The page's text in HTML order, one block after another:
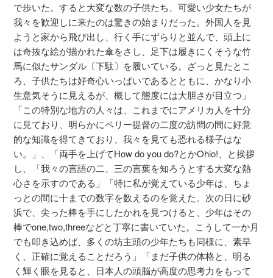
で歩いた。すると大変な数の子供たち、可愛い少女たちが
我々を歓迎しに来たのは驚きの始まりだった。外国人を見
ようと家から飛び出し、行く手にずらりと並んで、頭上に
は奇抜な絵が描かれた傘をさし、足下は履きにくそうな竹
馬に似たサンダル〔下駄〕を履いている。ざっと見たとこ
ろ、子供たちは好奇心いっぱいであるとともに、かなり小
生意気そうに見えるが、概して態度には大胆さが目立つ」
「この特別な地方の人々は、これまでにアメリカ人を十分
に見ており、明らかにペリー提督の二度の訪問の間に好意
的な知識を得てきており、我々を見ても恐れる様子はな
い。」、「両手を上げてHow do you do?とかOhio!、と挨拶
し、「我々の言語の二、三の言葉を知ろうとする大変な熱
心さを示すのである」「特に私が覚えている少年は、ちょ
っとの間に十までの数字を数えるのを覚えた。次の日に砂
浜で、尖った棒を手にしたかれを見つけると、少年はその
棒でone,two,threeなどと丁寧に書いていた。こうして一か月
でも叩き込めば、多くの坊主頭の少年たちも同様に、素早
く、正確に覚えることだろう」「まだ子供の体格と、明る
く輝く眼を見ると、日本人の頭脳が高度の思考力をもって